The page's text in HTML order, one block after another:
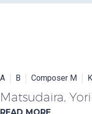
A B Composer M K
Matsudaira,